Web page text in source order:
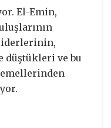
El-Emin,
düştükleri ve bu